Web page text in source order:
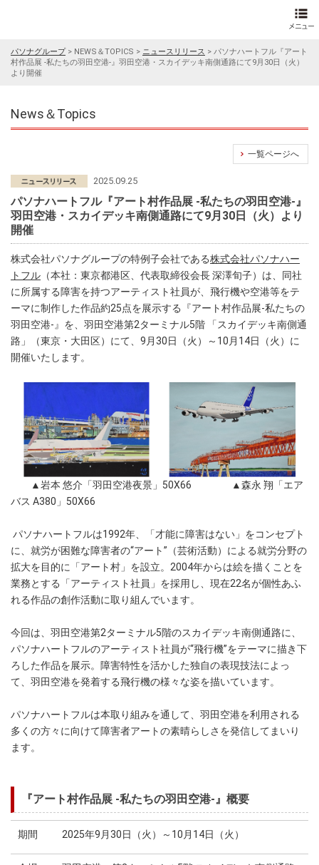
パソナグループ> NEWS＆TOPICS > ニュースリリース > パソナハートフル『アート
村作品展 -私たちの羽田空港-』羽田空港・スカイデッキ南側通路にて9月30日（火）
より開催
News＆Topics
一覧ページへ
2025.09.25
パソナハートフル『アート村作品展 -私たちの羽田空港-』
羽田空港・スカイデッキ南側通路にて9月30日（火）より
開催
株式会社パソナグループの特例子会社である株式会社パソナハー
トフル （本社：東京都港区、代表取締役会長 深澤旬子）は、同社
に所属する障害を持つアーティスト社員が、飛行機や空港等をテ
ーマに制作した作品約25点を展示する『アート村作品展-私たちの
羽田空港-』を、羽田空港第2ターミナル5階 「スカイデッキ南側通
路」（東京・大田区）にて、9月30日（火）～10月14日（火）に
開催いたします。
▲岩本 悠介「羽田空港夜景」50X66 ▲森永 翔「エア
バス A380」50X66
パソナハートフルは1992年、「才能に障害はない」をコンセプト
に、就労が困難な障害者の“アート”（芸術活動）による就労分野の
拡大を目的に「アート村」を設立。2004年からは絵を描くことを
業務とする「アーティスト社員」を採用し、現在22名が個性あふ
れる作品の創作活動に取り組んでいます。
今回は、羽田空港第2ターミナル5階のスカイデッキ南側通路に、
パソナハートフルのアーティスト社員が“飛行機”をテーマに描き下
ろした作品を展示。障害特性を活かした独自の表現技法によっ
て、羽田空港を発着する飛行機の様々な姿を描いています。
パソナハートフルは本取り組みを通して、羽田空港を利用される
多くの方々に向けて障害者アートの素晴らしさを発信してまいり
ます。
『アート村作品展 -私たちの羽田空港-』概要
期間 2025年9月30日（火）～10月14日（火）